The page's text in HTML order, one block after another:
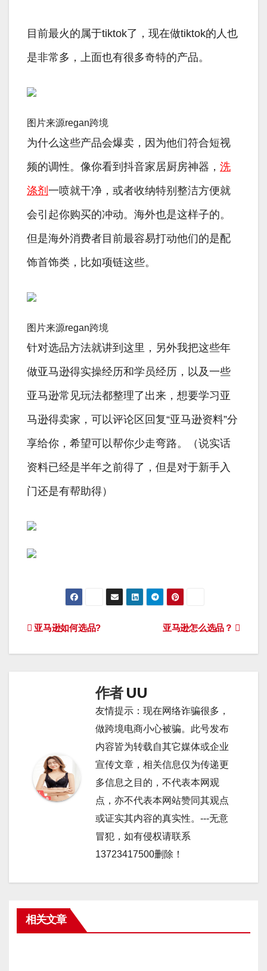
目前最火的属于tiktok了，现在做tiktok的人也
是非常多，上面也有很多奇特的产品。
图片来源regan跨境
为什么这些产品会爆卖，因为他们符合短视
频的调性。像你看到抖音家居厨房神器， 洗
涤剂 一喷就干净，或者收纳特别整洁方便就
会引起你购买的冲动。海外也是这样子的。
但是海外消费者目前最容易打动他们的是配
饰首饰类，比如项链这些。
图片来源regan跨境
针对选品方法就讲到这里，另外我把这些年
做亚马逊得实操经历和学员经历，以及一些
亚马逊常见玩法都整理了出来，想要学习亚
马逊得卖家，可以评论区回复“亚马逊资料”分
享给你，希望可以帮你少走弯路。（说实话
资料已经是半年之前得了，但是对于新手入
门还是有帮助得）
文
章
亚马逊怎么选品？
亚马逊如何选品?
作者 UU
友情提示：现在网络诈骗很多，
做跨境电商小心被骗。此号发布
内容皆为转载自其它媒体或企业
宣传文章，相关信息仅为传递更
多信息之目的，不代表本网观
点，亦不代表本网站赞同其观点
或证实其内容的真实性。---无意
冒犯，如有侵权请联系
13723417500删除！
相关文章